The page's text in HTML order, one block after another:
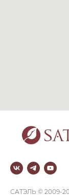
САТЭЛЬ © 2009-